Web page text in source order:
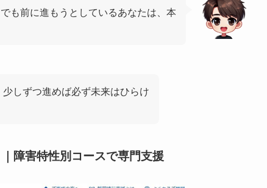
も前に進もうとしているあなたは、本
しずつ進めば必ず未来はひらけ
障害特性別コースで専門支援